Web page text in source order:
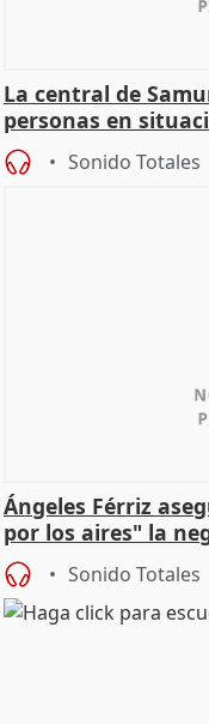
La central de
personas en
de Calor
Sonido Totales
Ángeles Férriz
por los aires" la
SMA
Sonido Totales